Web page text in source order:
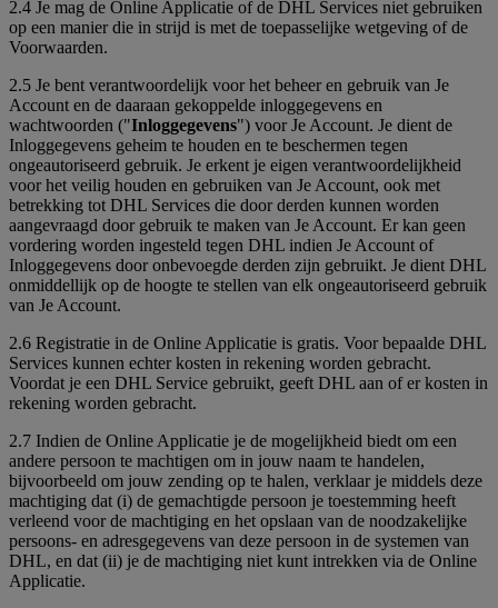
2.4 Je mag de Online Applicatie of de DHL Services niet gebruiken
op een manier die in strijd is met de toepasselijke wetgeving of de
Voorwaarden.
2.5 Je bent verantwoordelijk voor het beheer en gebruik van Je
Account en de daaraan gekoppelde inloggegevens en
wachtwoorden ("Inloggegevens") voor Je Account. Je dient de
Inloggegevens geheim te houden en te beschermen tegen
ongeautoriseerd gebruik. Je erkent je eigen verantwoordelijkheid
voor het veilig houden en gebruiken van Je Account, ook met
betrekking tot DHL Services die door derden kunnen worden
aangevraagd door gebruik te maken van Je Account. Er kan geen
vordering worden ingesteld tegen DHL indien Je Account of
Inloggegevens door onbevoegde derden zijn gebruikt. Je dient DHL
onmiddellijk op de hoogte te stellen van elk ongeautoriseerd gebruik
van Je Account.
2.6 Registratie in de Online Applicatie is gratis. Voor bepaalde DHL
Services kunnen echter kosten in rekening worden gebracht.
Voordat je een DHL Service gebruikt, geeft DHL aan of er kosten in
rekening worden gebracht.
2.7 Indien de Online Applicatie je de mogelijkheid biedt om een
andere persoon te machtigen om in jouw naam te handelen,
bijvoorbeeld om jouw zending op te halen, verklaar je middels deze
machtiging dat (i) de gemachtigde persoon je toestemming heeft
verleend voor de machtiging en het opslaan van de noodzakelijke
persoons- en adresgegevens van deze persoon in de systemen van
DHL, en dat (ii) je de machtiging niet kunt intrekken via de Online
Applicatie.